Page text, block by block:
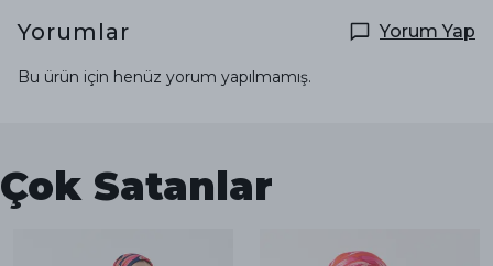
Yorumlar Yorum Yap
Bu ürün için henüz yorum yapılmamış.
Çok Satanlar